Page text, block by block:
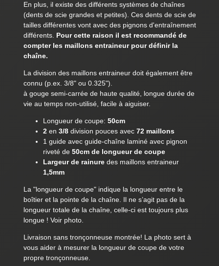
En plus, il existe des différents systèmes de chaînes
(dents de scie grandes et petites). Ces dents de scie de
tailles différentes vont avec des pignons d'entraînement
différents. Pour cette raison il est recommandé de
compter les maillons entraineur pour définir la
chaîne.
La division des maillons entraineur doit également être
connu (p.ex. 3/8" ou 0.325").
à gouge semi-carrée de haute qualité, longue durée de
vie au temps non-utilisé, facile à aiguiser.
Longueur de coupe: 50cm
2en 3/8division pouces avec 72 maillons
1 guide avec guide-chaîne laminé avec pignon
riveté de 50cm de longueur de coupe
Largeur de rainuredes maillons entraineur
1,5mm
La "longueur de coupe" indique la longueur entre le
boîtier et la pointe de la chaîne. Il ne s’agit pas de la
longueur totale de la chaîne, celle-ci est toujours plus
longue ! Voir photo.
Livraison sans tronçonneuse montrée! La photo sert à
vous aider à mesurer la longueur de coupe de votre
propre tronçonneuse.